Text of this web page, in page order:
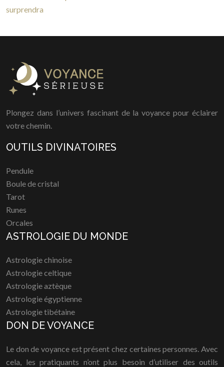
surprendra
Plongez dans l’univers fascinant de la voyance pour éclairer
votre chemin.
OUTILS DIVINATOIRES
Pendule
Boule de cristal
Tarot
Runes
Orcales
ASTROLOGIE DU MONDE
Astrologie chinoise
Astrologie celtique
Astrologie aztèque
Astrologie égyptienne
Astrologie tibétaine
DON DE VOYANCE
Le don de voyance est présent chez certaines personnes. Avec
cela, les pratiquants n’ont plus besoin d’utiliser des outils